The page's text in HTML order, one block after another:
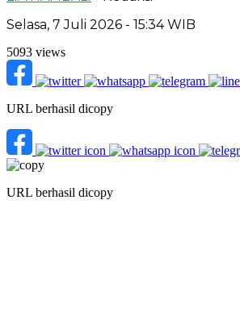
Selasa, 7 Juli 2026 - 15:34 WIB
5093 views
URL berhasil dicopy
URL berhasil dicopy